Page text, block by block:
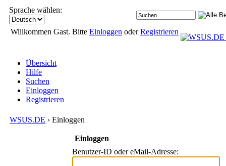
Sprache wählen:
Willkommen Gast. Bitte Einloggen oderRegistrieren
Übersicht
Hilfe
Suchen
Einloggen
Registrieren
WSUS.DE › Einloggen
Einloggen
Benutzer-ID oder eMail-Adresse: